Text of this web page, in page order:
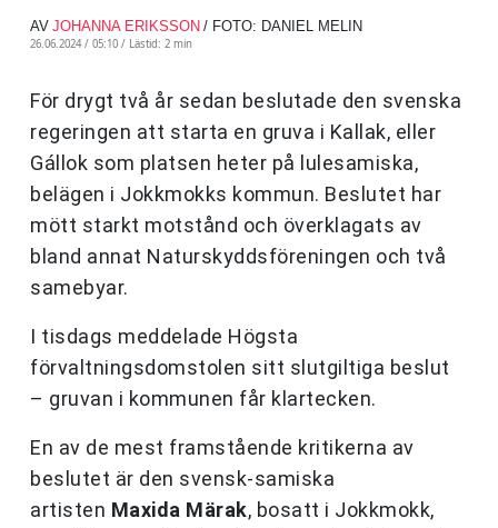
AV JOHANNA ERIKSSON / FOTO: DANIEL MELIN
26.06.2024 / 05:10 / Lästid: 2 min
För drygt två år sedan beslutade den svenska
regeringen att starta en gruva i Kallak, eller
Gállok som platsen heter på lulesamiska,
belägen i Jokkmokks kommun. Beslutet har
mött starkt motstånd och överklagats av
bland annat Naturskyddsföreningen och två
samebyar.
I tisdags meddelade Högsta
förvaltningsdomstolen sitt slutgiltiga beslut
– gruvan i kommunen får klartecken.
En av de mest framstående kritikerna av
beslutet är den svensk-samiska
artisten Maxida Märak, bosatt i Jokkmokk,